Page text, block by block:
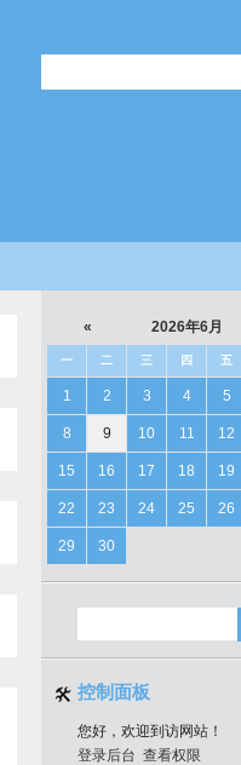
« 2026年6月
一 二 三 四 五
1 2 3 4 5
8 9 10 11 12
15 16 17 18 19
22 23 24 25 26
29 30
控制面板
您好，欢迎到访网站！
登录后台 查看权限